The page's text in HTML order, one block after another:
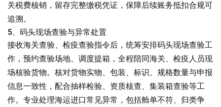
关税费核销，留存完整缴税凭证，保障后续账务抵扣合规可
追溯。
5、码头现场查验与异常处置
接收海关查验、检疫查验指令后，统筹安排码头现场查验工
作，预约查验场地、调度提箱，全程陪同海关、检疫人员现
场核验货物。核对货物实物、包装、标识、规格数量与申报
信息一致性，配合抽样检验、资质核查、集装箱查验等工
作。专业处理海运进口常见异常，包括舱单不符、归类争